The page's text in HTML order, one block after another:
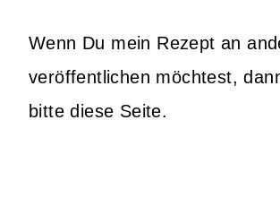
Wenn Du mein Rezept an
veröffentlichen möchtest,
bitte diese Seite.